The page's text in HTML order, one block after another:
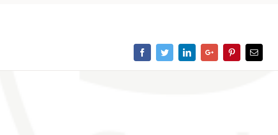
FacebookTwitterLinkedinGoogle+ PinterestEmail